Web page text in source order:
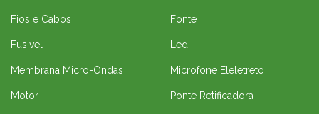
Fios e Cabos Fonte
Fusivel Led
Membrana Micro-Ondas Microfone Eleletreto
Motor Ponte Retificadora